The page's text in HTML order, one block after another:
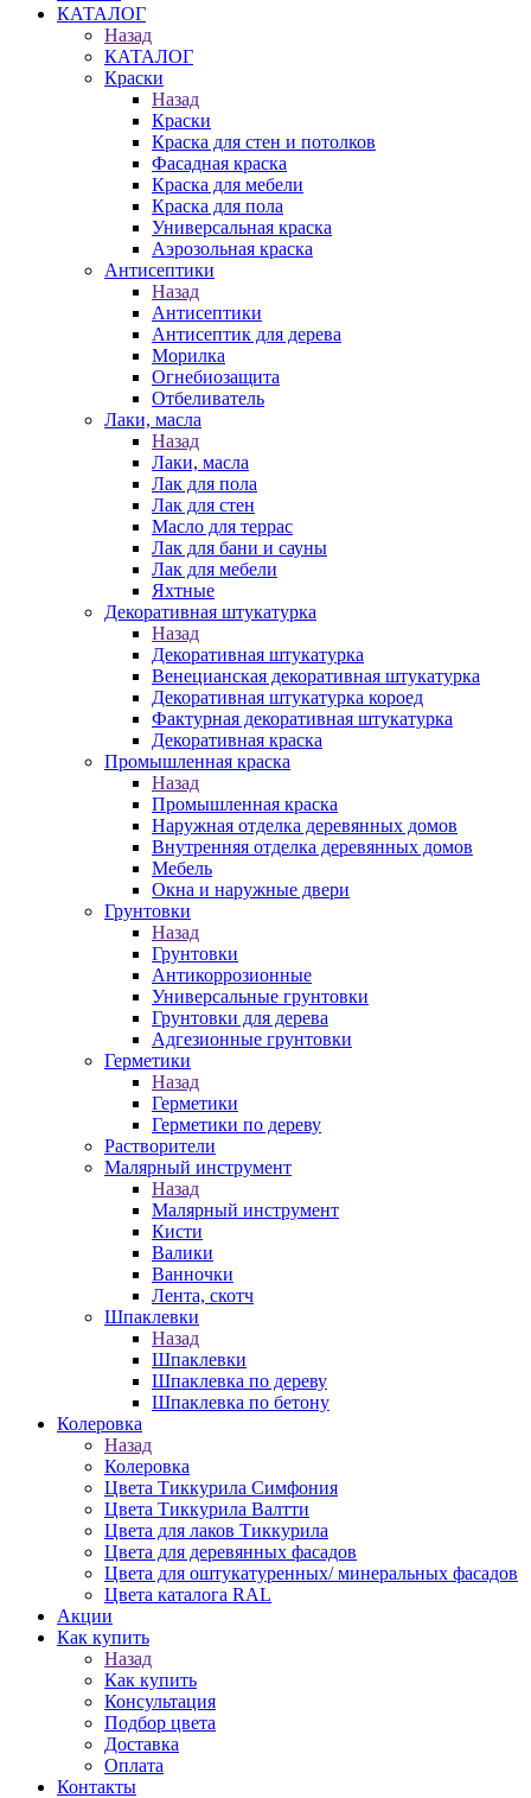
КАТАЛОГ
Назад
КАТАЛОГ
Краски
Назад
Краски
Краска для стен и потолков
Фасадная краска
Краска для мебели
Краска для пола
Универсальная краска
Аэрозольная краска
Антисептики
Назад
Антисептики
Антисептик для дерева
Морилка
Огнебиозащита
Отбеливатель
Лаки, масла
Назад
Лаки, масла
Лак для пола
Лак для стен
Масло для террас
Лак для бани и сауны
Лак для мебели
Яхтные
Декоративная штукатурка
Назад
Декоративная штукатурка
Венецианская декоративная штукатурка
Декоративная штукатурка короед
Фактурная декоративная штукатурка
Декоративная краска
Промышленная краска
Назад
Промышленная краска
Наружная отделка деревянных домов
Внутренняя отделка деревянных домов
Мебель
Окна и наружные двери
Грунтовки
Назад
Грунтовки
Антикоррозионные
Универсальные грунтовки
Грунтовки для дерева
Адгезионные грунтовки
Герметики
Назад
Герметики
Герметики по дереву
Растворители
Малярный инструмент
Назад
Малярный инструмент
Кисти
Валики
Ванночки
Лента, скотч
Шпаклевки
Назад
Шпаклевки
Шпаклевка по дереву
Шпаклевка по бетону
Колеровка
Назад
Колеровка
Цвета Тиккурила Симфония
Цвета Тиккурила Валтти
Цвета для лаков Тиккурила
Цвета для деревянных фасадов
Цвета для оштукатуренных/ минеральных фасадов
Цвета каталога RAL
Акции
Как купить
Назад
Как купить
Консультация
Подбор цвета
Доставка
Оплата
Контакты